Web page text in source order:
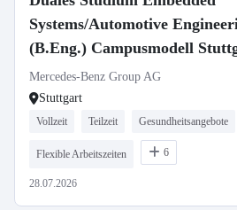
Systems/Automotive
(B.Eng.) Campusmodell
01.10.2027 (w/m/d)
Mercedes-Benz Group AG
Stuttgart
Vollzeit Teilzeit Gesundheitsangebote
Flexible Arbeitszeiten 6
28.07.2026